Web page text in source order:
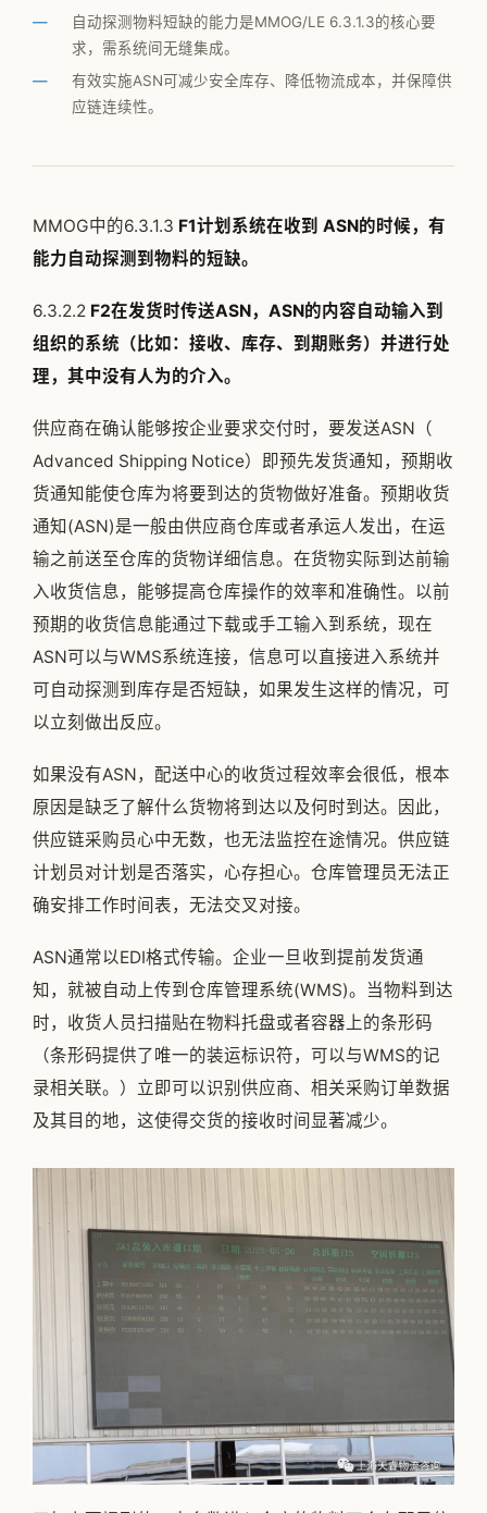
公司简介
邱伏生
加入我们
自动探测物料短缺的能力是MMOG/LE 6.3.1.3的核心要
求，需系统间无缝集成。
有效实施ASN可减少安全库存、降低物流成本，并保障供
应链连续性。
MMOG中的6.3.1.3 F1计划系统在收到 ASN的时候，有
能力自动探测到物料的短缺。
6.3.2.2 F2在发货时传送ASN，ASN的内容自动输入到
组织的系统（比如：接收、库存、到期账务）并进行处
理，其中没有人为的介入。
供应商在确认能够按企业要求交付时，要发送ASN（
Advanced Shipping Notice）即预先发货通知，预期收
货通知能使仓库为将要到达的货物做好准备。预期收货
通知(ASN)是一般由供应商仓库或者承运人发出，在运
输之前送至仓库的货物详细信息。在货物实际到达前输
入收货信息，能够提高仓库操作的效率和准确性。以前
预期的收货信息能通过下载或手工输入到系统，现在
ASN可以与WMS系统连接，信息可以直接进入系统并
可自动探测到库存是否短缺，如果发生这样的情况，可
以立刻做出反应。
如果没有ASN，配送中心的收货过程效率会很低，根本
原因是缺乏了解什么货物将到达以及何时到达。因此，
供应链采购员心中无数，也无法监控在途情况。供应链
计划员对计划是否落实，心存担心。仓库管理员无法正
确安排工作时间表，无法交叉对接。
ASN通常以EDI格式传输。企业一旦收到提前发货通
知，就被自动上传到仓库管理系统(WMS)。当物料到达
时，收货人员扫描贴在物料托盘或者容器上的条形码
（条形码提供了唯一的装运标识符，可以与WMS的记
录相关联。）立即可以识别供应商、相关采购订单数据
及其目的地，这使得交货的接收时间显著减少。